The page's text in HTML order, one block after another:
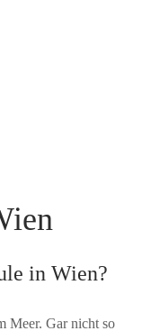
in Wien?
Meer. Gar nicht so